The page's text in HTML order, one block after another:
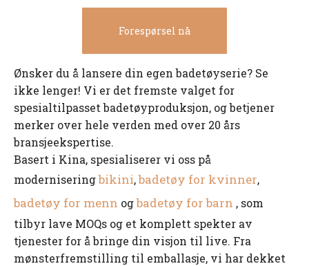
Forespørsel nå
Ønsker du å lansere din egen badetøyserie? Se
ikke lenger! Vi er det fremste valget for
spesialtilpasset badetøyproduksjon, og betjener
merker over hele verden med over 20 års
bransjeekspertise.
Basert i Kina, spesialiserer vi oss på
moderniseringbikini,badetøy for kvinner,
badetøy for menn ogbadetøy for barn , som
tilbyr lave MOQs og et komplett spekter av
tjenester for å bringe din visjon til live. Fra
mønsterfremstilling til emballasje, vi har dekket